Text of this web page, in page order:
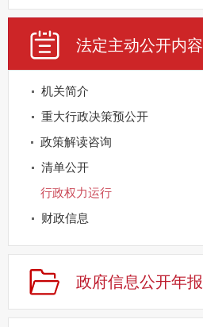
法定主动公开内容
机关简介
重大行政决策预公开
政策解读咨询
清单公开
行政权力运行
财政信息
重点领域公开
规划信息
建议提案办理
公务员及事业单位招录
政府信息公开年报